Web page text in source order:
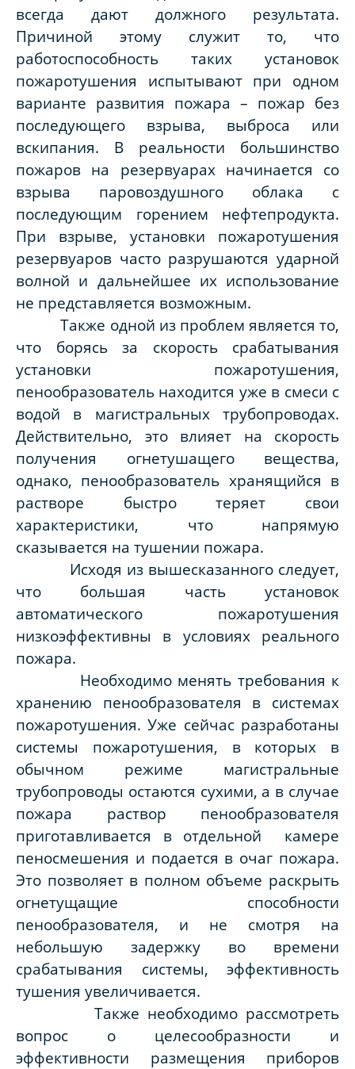
всегда дают должного результата.
Причиной этому служит то, что
работоспособность таких установок
пожаротушения испытывают при одном
варианте развития пожара – пожар без
последующего взрыва, выброса или
вскипания. В реальности большинство
пожаров на резервуарах начинается со
взрыва паровоздушного облака с
последующим горением нефтепродукта.
При взрыве, установки пожаротушения
резервуаров часто разрушаются ударной
волной и дальнейшее их использование
не представляется возможным.
Также одной из проблем является то,
что борясь за скорость срабатывания
установки пожаротушения,
пенообразователь находится уже в смеси с
водой в магистральных трубопроводах.
Действительно, это влияет на скорость
получения огнетушащего вещества,
однако, пенообразователь хранящийся в
растворе быстро теряет свои
характеристики, что напрямую
сказывается на тушении пожара.
Исходя из вышесказанного следует,
что большая часть установок
автоматического пожаротушения
низкоэффективны в условиях реального
пожара.
Необходимо менять требования к
хранению пенообразователя в системах
пожаротушения. Уже сейчас разработаны
системы пожаротушения, в которых в
обычном режиме магистральные
трубопроводы остаются сухими, а в случае
пожара раствор пенообразователя
приготавливается в отдельной камере
пеносмешения и подается в очаг пожара.
Это позволяет в полном объеме раскрыть
огнетущащие способности
пенообразователя, и не смотря на
небольшую задержку во времени
срабатывания системы, эффективность
тушения увеличивается.
Также необходимо рассмотреть
вопрос о целесообразности и
эффективности размещения приборов